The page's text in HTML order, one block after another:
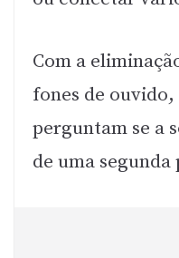
Com a
fones de
perguntam se a
de uma segunda